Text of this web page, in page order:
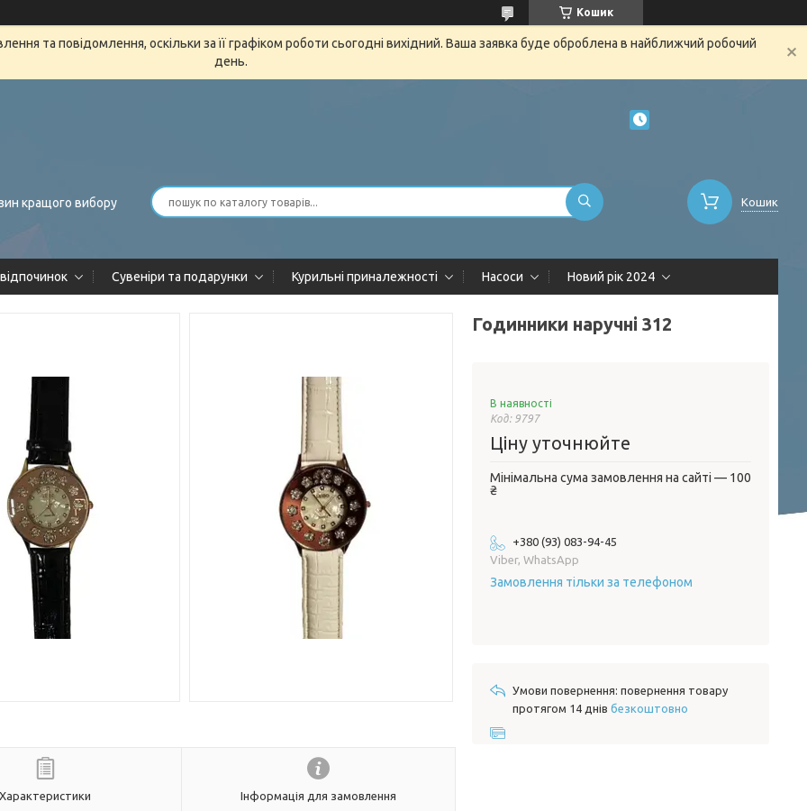
Кошик
та повідомлення, оскільки за її графіком роботи сьогодні вихідний. Ваша заявка буде оброблена в найближчий робочий
день.
кращого вибору Кошик
Сувеніри та подарунки Курильні приналежності Насоси Новий рік 2024
Характеристики Інформація для замовлення
Годинники наручні 312
В наявності
Код: 9797
Ціну уточнюйте
Мінімальна сума замовлення на сайті — 100
₴
+380 (93) 083-94-45
Viber, WhatsApp
Замовлення тільки за телефоном
повернення товару
протягом 14 днів безкоштовно